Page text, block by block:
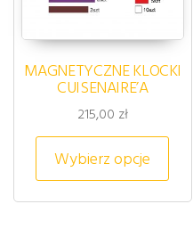
MAGNETYCZNE KLOCKI
CUISENAIRE’A
215,00 zł
Wybierz opcje